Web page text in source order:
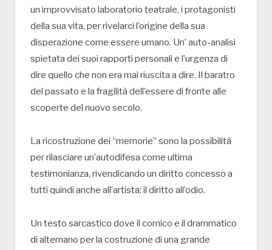
un improvvisato laboratorio teatrale, i protagonisti
della sua vita, per rivelarci l’origine della sua
disperazione come essere umano. Un’ auto-analisi
spietata dei suoi rapporti personali e l’urgenza di
dire quello che non era mai riuscita a dire. Il baratro
del passato e la fragilità dell’essere di fronte alle
scoperte del nuovo secolo.
La ricostruzione dei “memorie” sono la possibilità
per rilasciare un’autodifesa come ultima
testimonianza, rivendicando un diritto concesso a
tutti quindi anche all’artista: il diritto all’odio.
Un testo sarcastico dove il comico e il drammatico
di alternano per la costruzione di una grande